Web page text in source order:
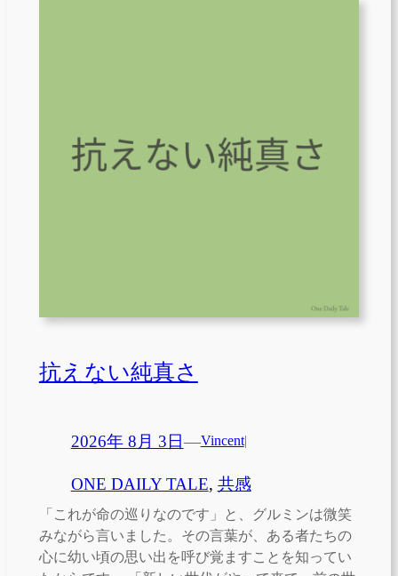
抗えない純真さ
2026年 8月 3日—Vincent|
ONE DAILY TALE, 共感
「これが命の巡りなのです」と、グルミンは微笑
みながら言いました。その言葉が、ある者たちの
心に幼い頃の思い出を呼び覚ますことを知ってい